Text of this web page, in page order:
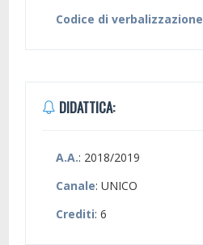
Codice di verbalizzazione
DIDATTICA:
A.A.: 2018/2019
Canale: UNICO
Crediti: 6